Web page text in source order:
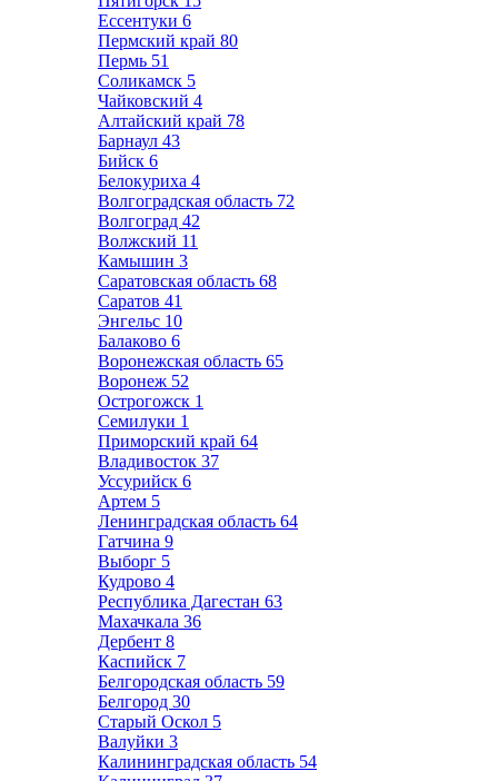
Ессентуки 6
Пермский край 80
Пермь 51
Соликамск 5
Чайковский 4
Алтайский край 78
Барнаул 43
Бийск 6
Белокуриха 4
Волгоградская область 72
Волгоград 42
Волжский 11
Камышин 3
Саратовская область 68
Саратов 41
Энгельс 10
Балаково 6
Воронежская область 65
Воронеж 52
Острогожск 1
Семилуки 1
Приморский край 64
Владивосток 37
Уссурийск 6
Артем 5
Ленинградская область 64
Гатчина 9
Выборг 5
Кудрово 4
Республика Дагестан 63
Махачкала 36
Дербент 8
Каспийск 7
Белгородская область 59
Белгород 30
Старый Оскол 5
Валуйки 3
Калининградская область 54